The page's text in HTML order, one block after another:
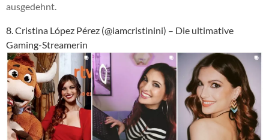
ausgedehnt.
8. Cristina López Pérez (@iamcristinini) – Die ultimative
Gaming-Streamerin